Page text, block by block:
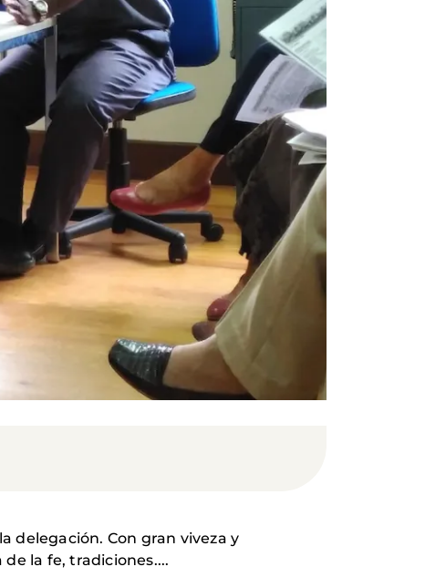
delegación. Con gran viveza y
la fe, tradiciones....